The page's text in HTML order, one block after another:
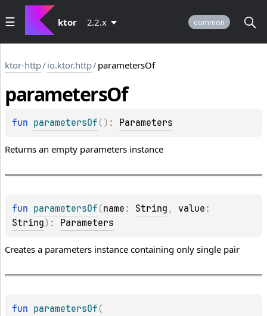
ktor 2.2.x common
ktor-http/io.ktor.http/parametersOf
parametersOf
fun parametersOf ( ) : Parameters
Returns an empty parameters instance
fun parametersOf (name : String , value
String) : Parameters
Creates a parameters instance containing only single pair
fun parametersOf (